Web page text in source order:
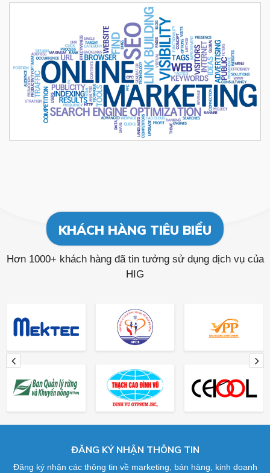
KHÁCH HÀNG TIÊU BIỂU
Hơn 1000+ khách hàng đã tin tưởng sử dụng dịch vụ của
HIG
ĐĂNG KÝ NHẬN THÔNG TIN
Đăng ký nhận các thông tin về marketing, bán hàng, kinh doanh